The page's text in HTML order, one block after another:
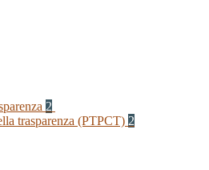
2
trasparenza (PTPCT) 2